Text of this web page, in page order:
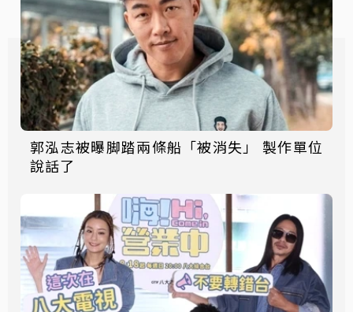
郭泓志被曝脚踏兩條船「被消失」 製作單位
說話了